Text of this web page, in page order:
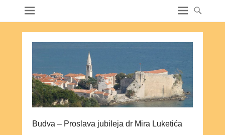
Budva – Proslava jubileja dr Mira Luketića